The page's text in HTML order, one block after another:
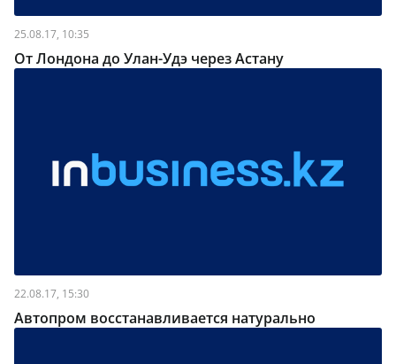
25.08.17, 10:35
От Лондона до Улан-Удэ через Астану
22.08.17, 15:30
Автопром восстанавливается натурально